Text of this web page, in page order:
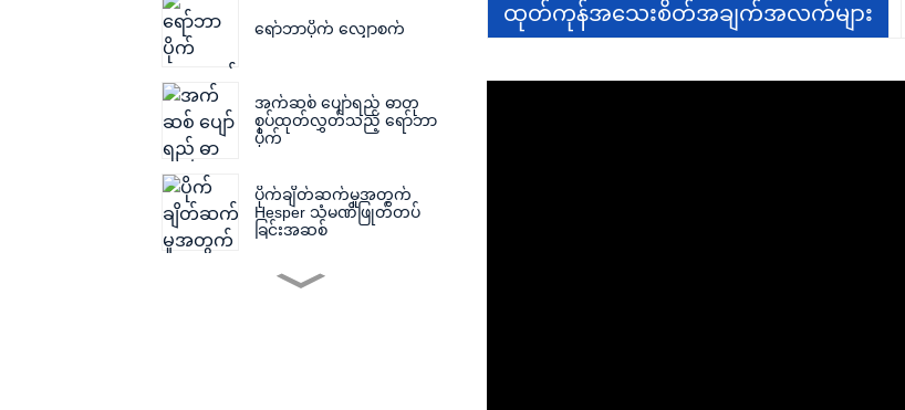
ရော်ဘာပိုက် လျှောစက်
အက်ဆစ် ပျော်ရည် ဓာတု
စုပ်ထုတ်လွှတ်သည့် ရော်ဘာ
ပိုက်
ပိုက်ချိတ်ဆက်မှုအတွက်
Hesper သံမဏိဖြုတ်တပ်
ခြင်းအဆစ်
ထုတ်ကုန်အသေးစိတ်အချက်အလက်များ